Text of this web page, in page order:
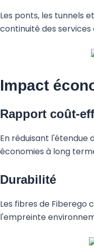
Les ponts, les tunnels
continuité des
Impact
Rapport coût-
En réduisant
économies à long
Durabilité
Les fibres de Fiberego
l'empreinte